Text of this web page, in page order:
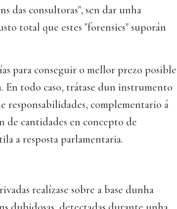
das consultoras", sen dar unha
total que estes "forensics" suporán
para conseguir o mellor prezo posible
En todo caso, trátase dun instrumento
responsabilidades, complementario á
de cantidades en concepto de
a resposta parlamentaria.
realízase sobre a base dunha